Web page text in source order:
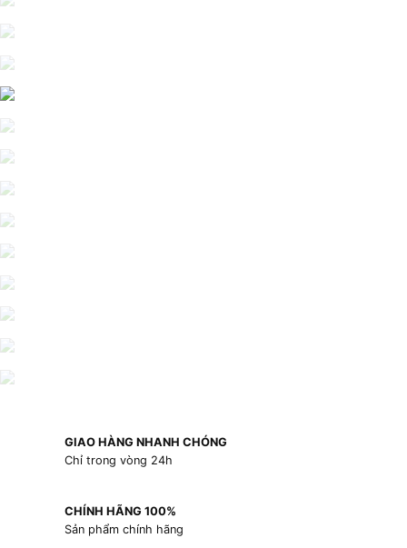
GIAO HÀNG NHANH CHÓNG
Chỉ trong vòng 24h
CHÍNH HÃNG 100%
Sản phẩm chính hãng